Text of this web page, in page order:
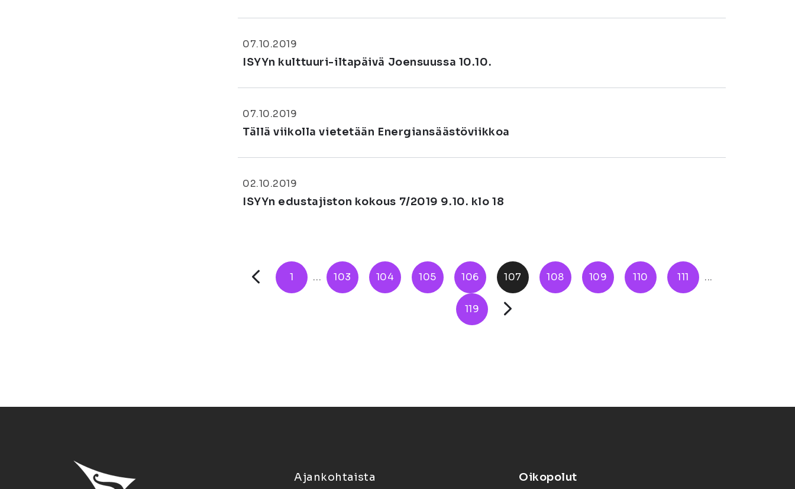
07.10.2019
ISYYn kulttuuri-iltapäivä Joensuussa 10.10.
07.10.2019
Tällä viikolla vietetään Energiansäästöviikkoa
02.10.2019
ISYYn edustajiston kokous 7/2019 9.10. klo 18
1 ... 103 104 105 106 107 108 109 110 111 ...
119
Ajankohtaista Oikopolut